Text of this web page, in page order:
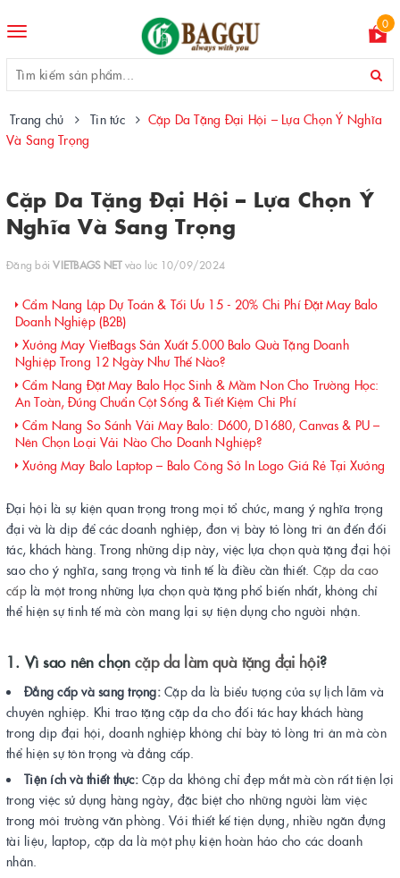
Toggle
0
Trang chủ Tin tức
Cặp Da Tặng Đại Hội – Lựa Chọn Ý Nghĩa
Và Sang Trọng
Cặp Da Tặng Đại Hội – Lựa Chọn Ý
Nghĩa Và Sang Trọng
Đăng bởiVIETBAGS NETvào lúc 10/09/2024
Cẩm Nang Lập Dự Toán & Tối Ưu 15 - 20% Chi Phí Đặt May Balo
Doanh Nghiệp (B2B)
Xưởng May VietBags Sản Xuất 5.000 Balo Quà Tặng Doanh
Nghiệp Trong 12 Ngày Như Thế Nào?
Cẩm Nang Đặt May Balo Học Sinh & Mầm Non Cho Trường Học:
An Toàn, Đúng Chuẩn Cột Sống & Tiết Kiệm Chi Phí
Cẩm Nang So Sánh Vải May Balo: D600, D1680, Canvas & PU –
Nên Chọn Loại Vải Nào Cho Doanh Nghiệp?
Xưởng May Balo Laptop – Balo Công Sở In Logo Giá Rẻ Tại Xưởng
Đại hội là sự kiện quan trọng trong mọi tổ chức, mang ý nghĩa trọng
đại và là dịp để các doanh nghiệp, đơn vị bày tỏ lòng tri ân đến đối
tác, khách hàng. Trong những dịp này, việc lựa chọn quà tặng đại hội
sao cho ý nghĩa, sang trọng và tinh tế là điều cần thiết. Cặp da cao
cấplà một trong những lựa chọn quà tặng phổ biến nhất, không chỉ
thể hiện sự tinh tế mà còn mang lại sự tiện dụng cho người nhận.
1. Vì sao nên chọncặp da làm quà tặng đại hội?
Đẳng cấp và sang trọng:Cặp da là biểu tượng của sự lịch lãm và
chuyên nghiệp. Khi trao tặng cặp da cho đối tác hay khách hàng
trong dịp đại hội, doanh nghiệp không chỉ bày tỏ lòng tri ân mà còn
thể hiện sự tôn trọng và đẳng cấp.
Tiện ích và thiết thực:Cặp da không chỉ đẹp mắt mà còn rất tiện lợi
trong việc sử dụng hàng ngày, đặc biệt cho những người làm việc
trong môi trường văn phòng. Với thiết kế tiện dụng, nhiều ngăn đựng
tài liệu, laptop, cặp da là một phụ kiện hoàn hảo cho các doanh
nhân.